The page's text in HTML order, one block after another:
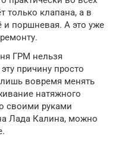
только клапана, а в
и поршневая. А это уже
ГРМ нельзя
причину просто
вовремя менять
натяжного
своими руками
Лада Калина, можно